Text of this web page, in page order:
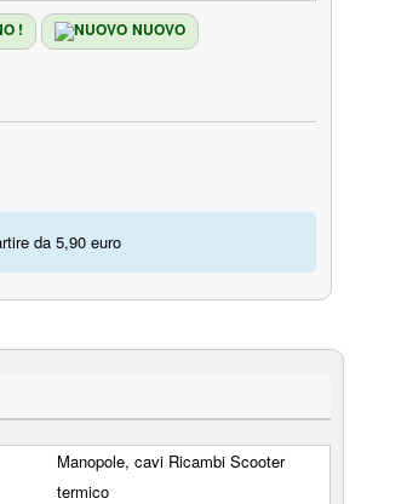
! NUOVO
da 5,90 euro
Manopole, cavi Ricambi Scooter
termico